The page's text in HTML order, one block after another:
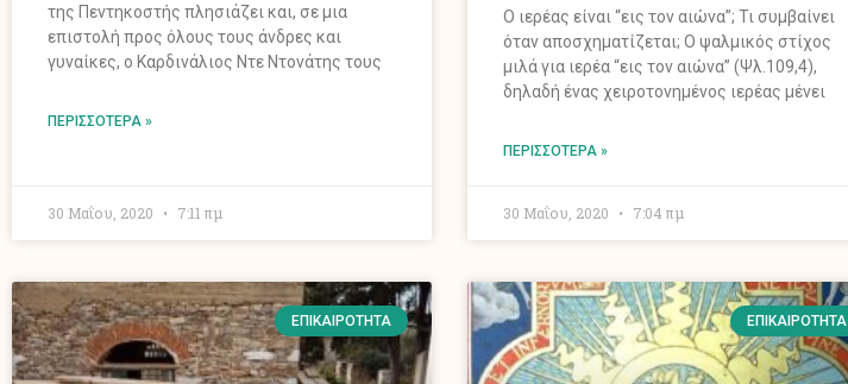
της Πεντηκοστής πλησιάζει και, σε μια
επιστολή προς όλους τους άνδρες και
γυναίκες, ο Καρδινάλιος Ντε Ντονάτης τους
ΠΕΡΙΣΣΌΤΕΡΑ »
30 Μαΐου, 2020 7:11 πμ
Ο ιερέας είναι “εις τον αιώνα”; Τι συμβαίνει
όταν αποσχηματίζεται; Ο ψαλμικός στίχος
μιλά για ιερέα “εις τον αιώνα” (Ψλ.109,4),
δηλαδή ένας χειροτονημένος ιερέας μένει
ΠΕΡΙΣΣΌΤΕΡΑ »
30 Μαΐου, 2020 7:04 πμ
ΕΠΙΚΑΙΡΌΤΗΤΑ ΕΠΙΚΑΙΡΌΤΗΤΑ